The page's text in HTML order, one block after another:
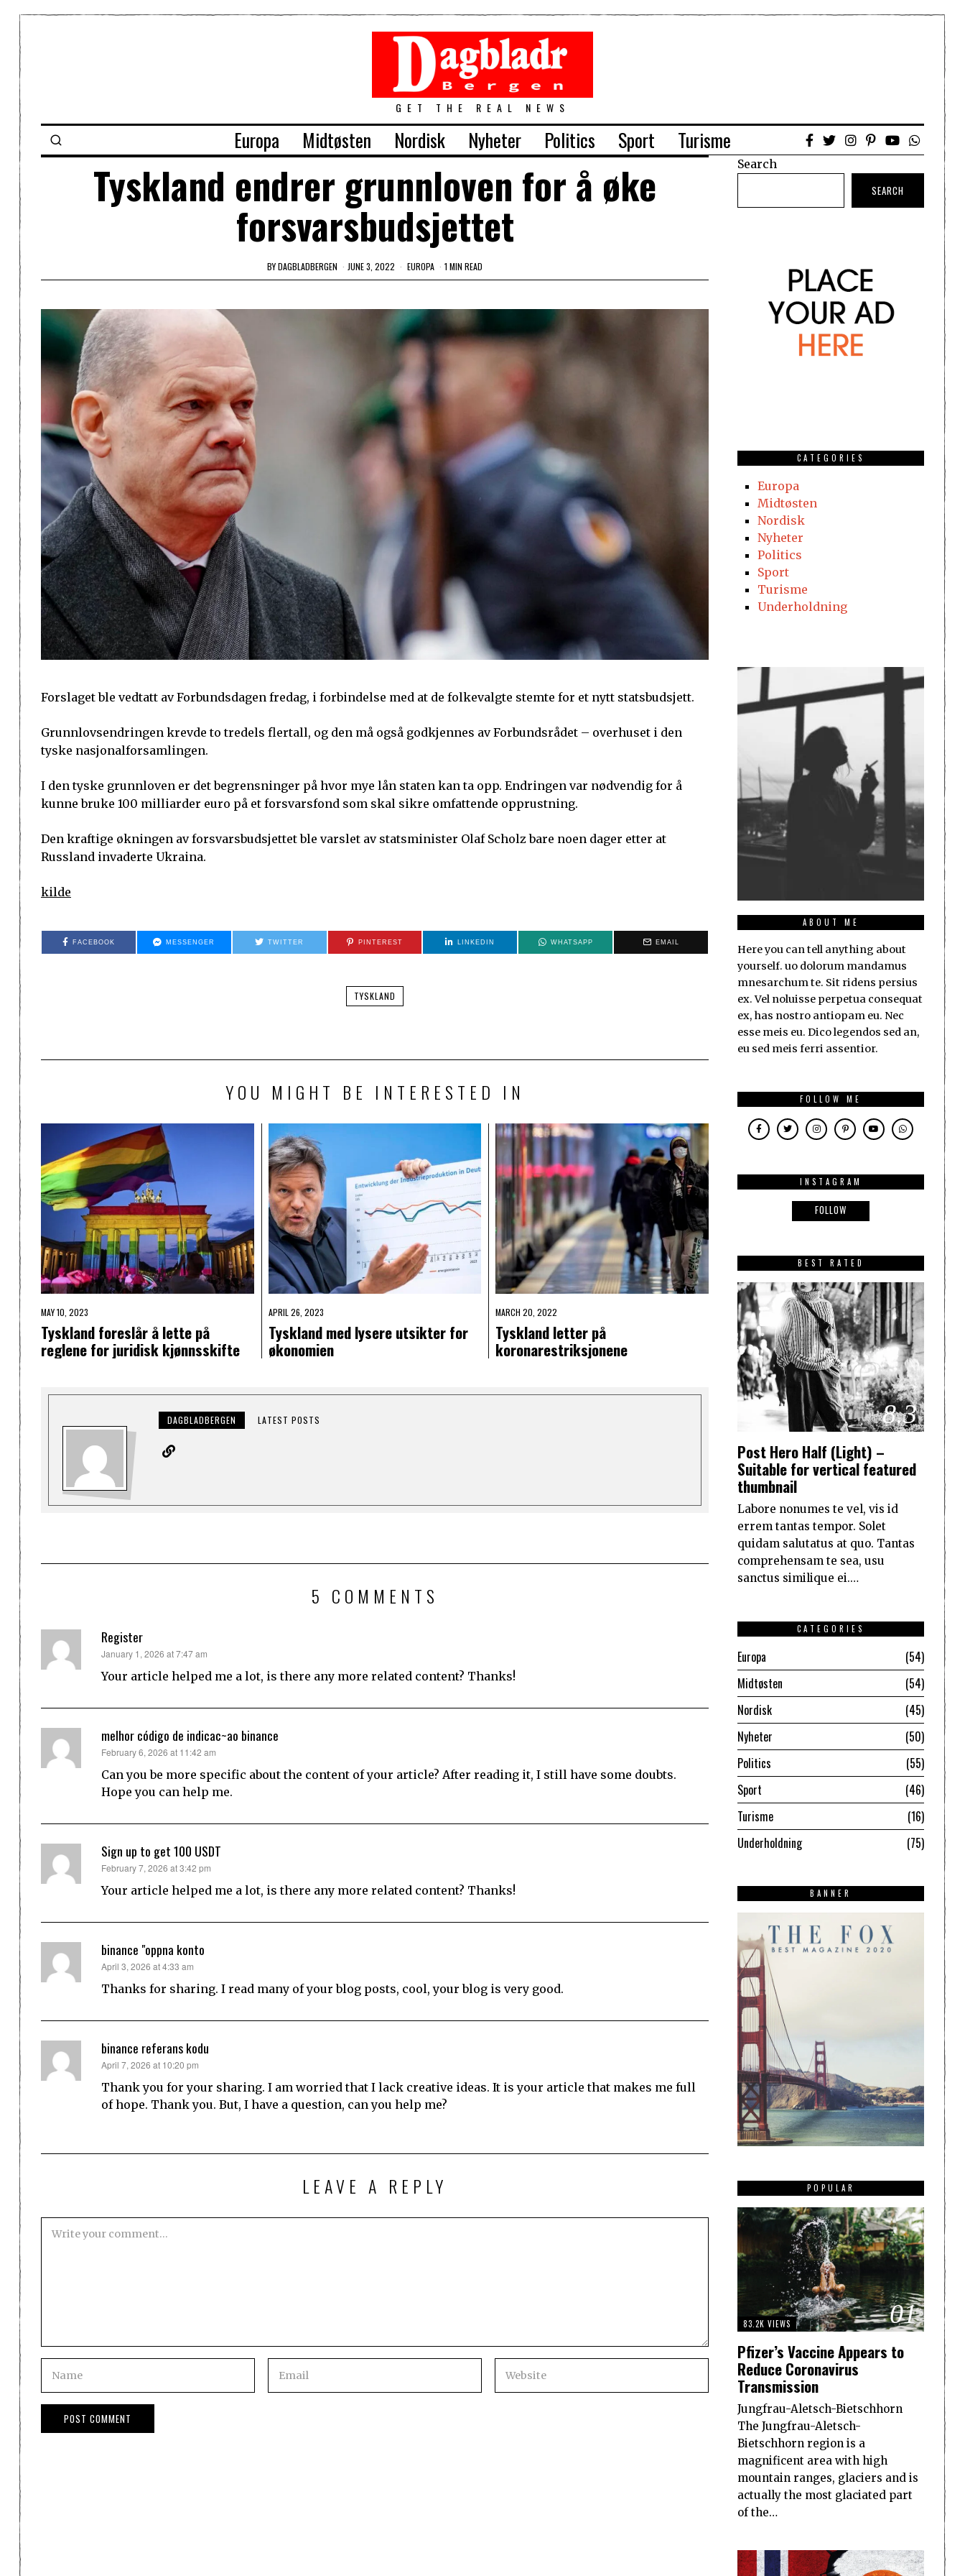
GET THE REAL NEWS
Europa Midtøsten Nordisk Nyheter Politics Sport Turisme
Tyskland endrer grunnloven for å øke
forsvarsbudsjettet
BYDAGBLADBERGEN JUNE 3, 2022 EUROPA 1 MIN READ
Forslaget ble vedtatt av Forbundsdagen fredag, i forbindelse med at de folkevalgte stemte for et nytt statsbudsjett.
Grunnlovsendringen krevde to tredels flertall, og den må også godkjennes av Forbundsrådet – overhuset i den
tyske nasjonalforsamlingen.
I den tyske grunnloven er det begrensninger på hvor mye lån staten kan ta opp. Endringen var nødvendig for å
kunne bruke 100 milliarder euro på et forsvarsfond som skal sikre omfattende opprustning.
Den kraftige økningen av forsvarsbudsjettet ble varslet av statsminister Olaf Scholz bare noen dager etter at
Russland invaderte Ukraina.
kilde
FACEBOOK MESSENGER TWITTER PINTEREST LINKEDIN WHATSAPP EMAIL
TYSKLAND
YOU MIGHT BE INTERESTED IN
MAY 10, 2023
Tyskland foreslår å lette på
reglene for juridisk kjønnsskifte
APRIL 26, 2023
Tyskland med lysere utsikter for
økonomien
MARCH 20, 2022
Tyskland letter på
koronarestriksjonene
DAGBLADBERGEN LATEST POSTS
5 COMMENTS
Register
says:
January 1, 2026 at 7:47 am
Your article helped me a lot, is there any more related content? Thanks!
melhor código de indicac~ao binance
says:
February 6, 2026 at 11:42 am
Can you be more specific about the content of your article? After reading it, I still have some doubts.
Hope you can help me.
Sign up to get 100 USDT
says:
February 7, 2026 at 3:42 pm
Your article helped me a lot, is there any more related content? Thanks!
binance "oppna konto
says:
April 3, 2026 at 4:33 am
Thanks for sharing. I read many of your blog posts, cool, your blog is very good.
binance referans kodu
says:
April 7, 2026 at 10:20 pm
Thank you for your sharing. I am worried that I lack creative ideas. It is your article that makes me full
of hope. Thank you. But, I have a question, can you help me?
LEAVE A REPLY
Search
SEARCH
CATEGORIES
Europa
Midtøsten
Nordisk
Nyheter
Politics
Sport
Turisme
Underholdning
ABOUT ME
Here you can tell anything about
yourself. uo dolorum mandamus
mnesarchum te. Sit ridens persius
ex. Vel noluisse perpetua consequat
ex, has nostro antiopam eu. Nec
esse meis eu. Dico legendos sed an,
eu sed meis ferri assentior.
FOLLOW ME
INSTAGRAM
FOLLOW
BEST RATED
8.3
Post Hero Half (Light) –
Suitable for vertical featured
thumbnail
Labore nonumes te vel, vis id
errem tantas tempor. Solet
quidam salutatus at quo. Tantas
comprehensam te sea, usu
sanctus similique ei.…
CATEGORIES
Europa
54
Midtøsten
54
Nordisk
45
Nyheter
50
Politics
55
Sport
46
Turisme
16
Underholdning
75
BANNER
POPULAR
01
83.2K VIEWS
Pfizer’s Vaccine Appears to
Reduce Coronavirus
Transmission
Jungfrau-Aletsch-Bietschhorn
The Jungfrau-Aletsch-
Bietschhorn region is a
magnificent area with high
mountain ranges, glaciers and is
actually the most glaciated part
of the…